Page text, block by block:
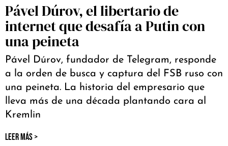
Pável Dúrov, el libertario de
internet que desafía a Putin con
una peineta
Pável Dúrov, fundador de Telegram, responde
a la orden de busca y captura del FSB ruso con
una peineta. La historia del empresario que
lleva más de una década plantando cara al
Kremlin
LEER MÁS >